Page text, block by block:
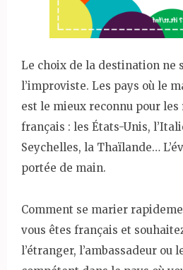
Le choix de la destination ne
l’improviste. Les pays où le
est le mieux reconnu pour
français : les États-Unis,
Seychelles, la Thaïlande…
portée de main.
Comment se marier
vous êtes français et
l’étranger, l’ambassadeur ou